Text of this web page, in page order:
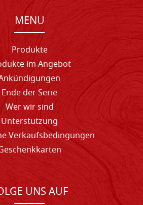
MENU
Produkte
im Angebot
Ende der Serie
Wer wir sind
Unterstutzung
Verkaufsbedingungen
UNS AUF